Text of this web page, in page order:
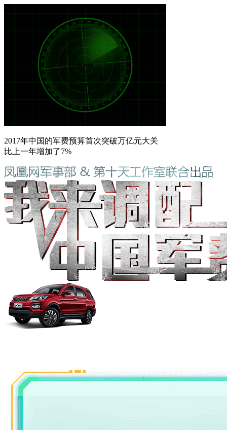
2017年中国的军费预算首次突破万亿元大关
比上一年增加了7%